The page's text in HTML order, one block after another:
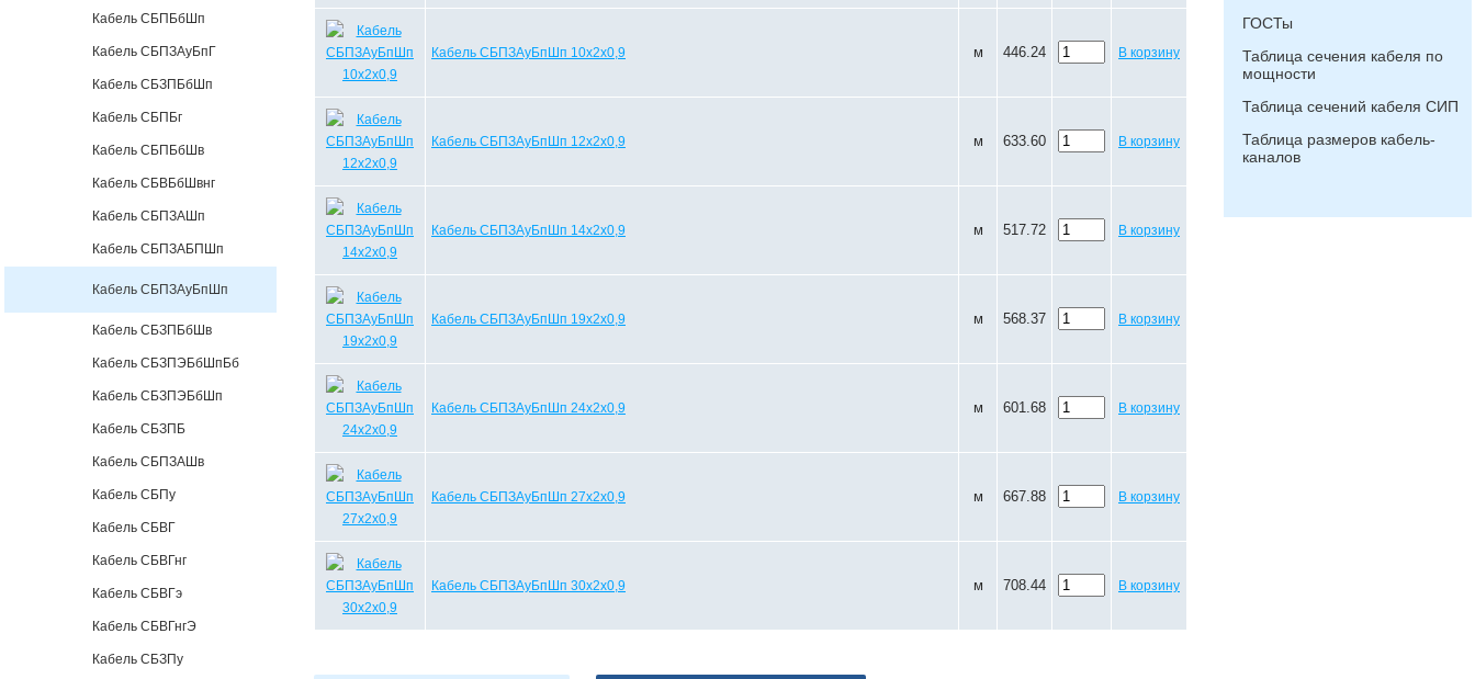
Кабель СБПБбШп
Кабель СБПЗАуБпГ
Кабель СБЗПБбШп
Кабель СБПБг
Кабель СБПБбШв
Кабель СБВБбШвнг
Кабель СБПЗАШп
Кабель СБПЗАБПШп
Кабель СБПЗАуБпШп
Кабель СБЗПБбШв
Кабель СБЗПЭБбШпБб
Кабель СБЗПЭБбШп
Кабель СБЗПБ
Кабель СБПЗАШв
Кабель СБПу
Кабель СБВГ
Кабель СБВГнг
Кабель СБВГэ
Кабель СБВГнгЭ
Кабель СБЗПу
Кабель СБПЗАуБпШп 10х2х0,9 м 446.24 В корзину
Кабель СБПЗАуБпШп 12х2х0,9 м 633.60 В корзину
Кабель СБПЗАуБпШп 14х2х0,9 м 517.72 В корзину
Кабель СБПЗАуБпШп 19х2х0,9 м 568.37 В корзину
Кабель СБПЗАуБпШп 24х2х0,9 м 601.68 В корзину
Кабель СБПЗАуБпШп 27х2х0,9 м 667.88 В корзину
Кабель СБПЗАуБпШп 30х2х0,9 м 708.44 В корзину
ГОСТы
Таблица сечения кабеля по
мощности
Таблица сечений кабеля СИП
Таблица размеров кабель-
каналов